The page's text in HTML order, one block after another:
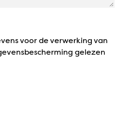
voor de verwerking van
gelezen